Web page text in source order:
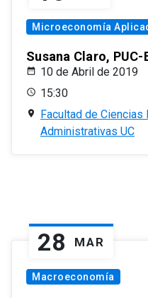
Microeconomía
Susana Claro,
10 de Abril de 2019
15:30
Facultad de Ciencias
Administrativas UC
28 MAR
Macroeconomía